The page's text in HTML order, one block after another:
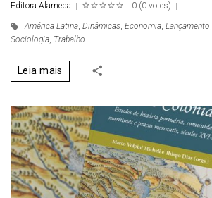
Editora Alameda
0 (0 votes)
América Latina, Dinâmicas, Economia, Lançamento,
Sociologia, Trabalho
Leia mais